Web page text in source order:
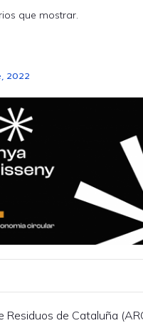
que mostrar.
2022
Residuos de Cataluña